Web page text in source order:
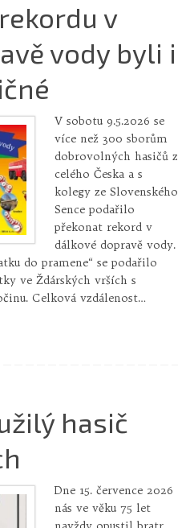
v
vody byli i
V sobotu 9.5.2026 se
více než 300 sborům
dobrovolných hasičů z
celého Česka a s
kolegy ze Slovenského
Sence podařilo
překonat rekord v
dálkové dopravě vody.
do pramene“ se podařilo
ve Ždárských vrších s
Celková vzdálenost…
hasič
Dne 15. července 2026
nás ve věku 75 let
navždy opustil bratr